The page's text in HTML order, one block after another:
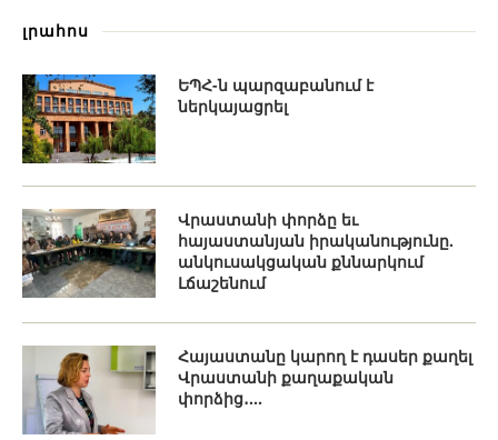
լրահոս
ԵՊՀ-ն պարզաբանում է
ներկայացրել
Վրաստանի փորձը եւ
հայաստանյան իրականությունը.
անկուսակցական քննարկում
Լճաշենում
Հայաստանը կարող է դասեր քաղել
Վրաստանի քաղաքական
փորձից․...